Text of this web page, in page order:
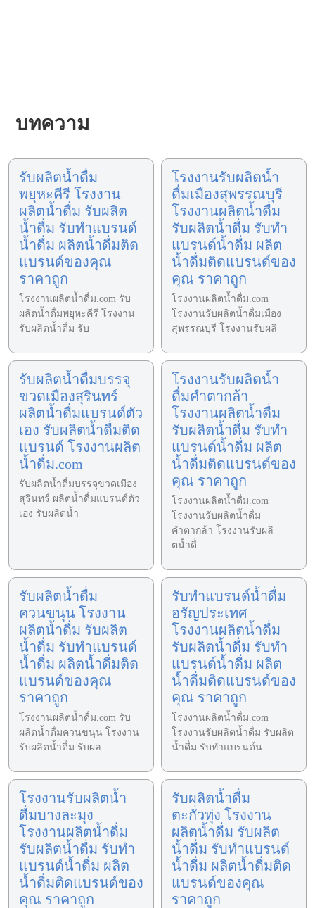
บทความ
รับผลิตน้ำดื่ม
พยุหะคีรี โรงงาน
ผลิตน้ำดื่ม รับผลิต
น้ำดื่ม รับทำแบรนด์
น้ำดื่ม ผลิตน้ำดื่มติด
แบรนด์ของคุณ
ราคาถูก
โรงงานผลิตน้ำดื่ม.com รับ
ผลิตน้ำดื่มพยุหะคีรี โรงงาน
รับผลิตน้ำดื่ม รับ
โรงงานรับผลิตน้ำ
ดื่มเมืองสุพรรณบุรี
โรงงานผลิตน้ำดื่ม
รับผลิตน้ำดื่ม รับทำ
แบรนด์น้ำดื่ม ผลิต
น้ำดื่มติดแบรนด์ของ
คุณ ราคาถูก
โรงงานผลิตน้ำดื่ม.com
โรงงานรับผลิตน้ำดื่มเมือง
สุพรรณบุรี โรงงานรับผลิ
รับผลิตน้ำดื่มบรรจุ
ขวดเมืองสุรินทร์
ผลิตน้ำดื่มแบรนด์ตัว
เอง รับผลิตน้ำดื่มติด
แบรนด์ โรงงานผลิต
น้ำดื่ม.com
รับผลิตน้ำดื่มบรรจุขวดเมือง
สุรินทร์ ผลิตน้ำดื่มแบรนด์ตัว
เอง รับผลิตน้ำ
โรงงานรับผลิตน้ำ
ดื่มคำตากล้า
โรงงานผลิตน้ำดื่ม
รับผลิตน้ำดื่ม รับทำ
แบรนด์น้ำดื่ม ผลิต
น้ำดื่มติดแบรนด์ของ
คุณ ราคาถูก
โรงงานผลิตน้ำดื่ม.com
โรงงานรับผลิตน้ำดื่ม
คำตากล้า โรงงานรับผลิ
ตน้ำดื่
รับผลิตน้ำดื่ม
ควนขนุน โรงงาน
ผลิตน้ำดื่ม รับผลิต
น้ำดื่ม รับทำแบรนด์
น้ำดื่ม ผลิตน้ำดื่มติด
แบรนด์ของคุณ
ราคาถูก
โรงงานผลิตน้ำดื่ม.com รับ
ผลิตน้ำดื่มควนขนุน โรงงาน
รับผลิตน้ำดื่ม รับผล
รับทำแบรนด์น้ำดื่ม
อรัญประเทศ
โรงงานผลิตน้ำดื่ม
รับผลิตน้ำดื่ม รับทำ
แบรนด์น้ำดื่ม ผลิต
น้ำดื่มติดแบรนด์ของ
คุณ ราคาถูก
โรงงานผลิตน้ำดื่ม.com
โรงงานรับผลิตน้ำดื่ม รับผลิต
น้ำดื่ม รับทำแบรนด์น
โรงงานรับผลิตน้ำ
ดื่มบางละมุง
โรงงานผลิตน้ำดื่ม
รับผลิตน้ำดื่ม รับทำ
แบรนด์น้ำดื่ม ผลิต
น้ำดื่มติดแบรนด์ของ
คุณ ราคาถูก
รับผลิตน้ำดื่ม
ตะกั่วทุ่ง โรงงาน
ผลิตน้ำดื่ม รับผลิต
น้ำดื่ม รับทำแบรนด์
น้ำดื่ม ผลิตน้ำดื่มติด
แบรนด์ของคุณ
ราคาถูก